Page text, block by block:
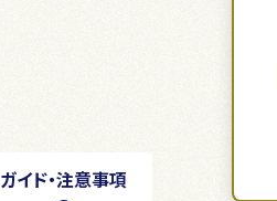
ガイド・注意事項